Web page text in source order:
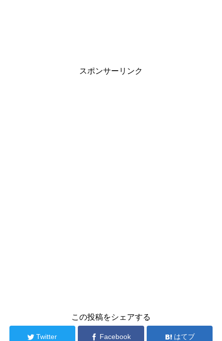
スポンサーリンク
この投稿をシェアする
Twitter Facebook はてブ